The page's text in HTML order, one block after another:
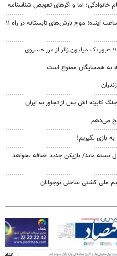
خانوادگی؛ اما و اگرهای تعویض شناسنامه
وضعیت جوی کشور در ۷۲ ساعت آینده؛ موج بارش‌های تابستانه در راه ۱۱
عبور یک میلیون زائر از مرز خسروی
به همسایگان ممنوع است
کابینه اش پس از تجاوز به ایران
می‌دهم
به بازی نگیریم!
بسته ماند/ بازیکن جدید اضافه نخواهد